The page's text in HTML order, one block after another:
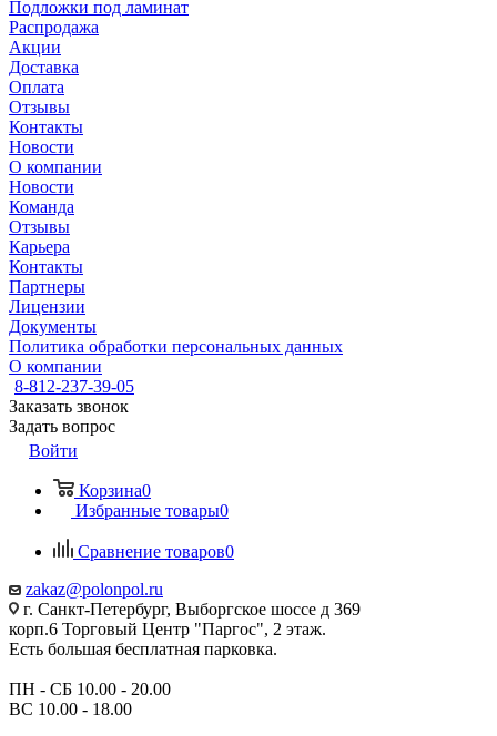
Подложки под ламинат
Распродажа
Акции
Доставка
Оплата
Отзывы
Контакты
Новости
О компании
Новости
Команда
Отзывы
Карьера
Контакты
Партнеры
Лицензии
Документы
Политика обработки персональных данных
О компании
8-812-237-39-05
Заказать звонок
Задать вопрос
Войти
Корзина0
Избранные товары0
Сравнение товаров0
zakaz@polonpol.ru
г. Санкт-Петербург, Выборгское шоссе д 369
корп.6 Торговый Центр "Паргос", 2 этаж.
Есть большая бесплатная парковка.
ПН - СБ 10.00 - 20.00
ВС 10.00 - 18.00